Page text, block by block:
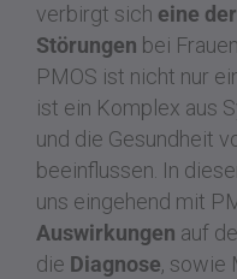
verbirgt sich eine
Störungen bei
PMOS ist nicht nur
ist ein Komplex aus
und die Gesundheit
beeinflussen. In
uns eingehend mit
Auswirkungen auf
die Diagnose, sowie